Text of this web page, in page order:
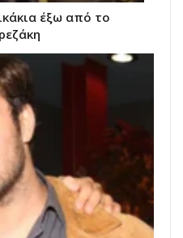
έξω από το